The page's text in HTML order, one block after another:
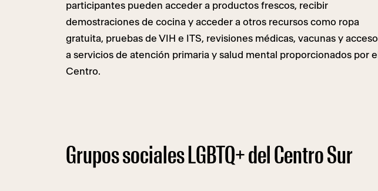
participantes pueden acceder a productos frescos, recibir
demostraciones de cocina y acceder a otros recursos como ropa
gratuita, pruebas de VIH e ITS, revisiones médicas, vacunas y acceso
a servicios de atención primaria y salud mental proporcionados por el
Centro.
Grupos sociales LGBTQ+ del Centro Sur